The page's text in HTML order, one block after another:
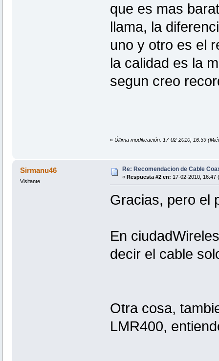
que es mas
llama, la
uno y otro es el
la calidad es la
segun creo
« Última modificación: 17-02-2010, 16:39
Sirmanu46
Visitante
Re: Recomendacion de Cable
« Respuesta #2 en: 17-02-2010, 16:47
Gracias, pero el
En
decir el cable
Otra cosa,
LMR400,